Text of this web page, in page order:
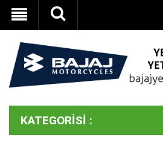
KATEGORISI :